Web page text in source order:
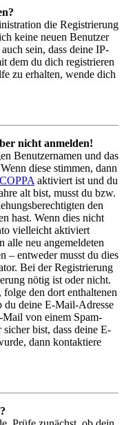
die Registrierung
keine neuen Benutzer
sein, dass deine IP-
dem du dich registrieren
zu erhalten, wende dich
nicht anmelden!
Benutzernamen und das
diese stimmen, dann
COPPA aktiviert ist und du
alt bist, musst du bzw.
den
hast. Wenn dies nicht
vielleicht aktiviert
alle neu angemeldeten
– entweder musst du dies
Bei der Registrierung
nötig ist oder nicht.
den dort enthaltenen
du deine E-Mail-Adresse
Mail von einem Spam-
bist, dass deine E-
dann kontaktiere